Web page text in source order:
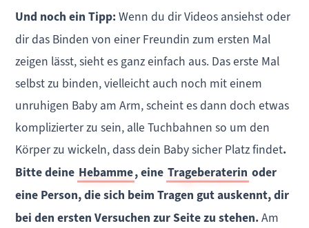
Und noch ein Tipp: Wenn du dir Videos ansiehst oder
dir das Binden von einer Freundin zum ersten Mal
zeigen lässt, sieht es ganz einfach aus. Das erste Mal
selbst zu binden, vielleicht auch noch mit einem
unruhigen Baby am Arm, scheint es dann doch etwas
komplizierter zu sein, alle Tuchbahnen so um den
Körper zu wickeln, dass dein Baby sicher Platz findet.
Bitte deine Hebamme, eine Trageberaterin oder
eine Person, die sich beim Tragen gut auskennt, dir
bei den ersten Versuchen zur Seite zu stehen.Am